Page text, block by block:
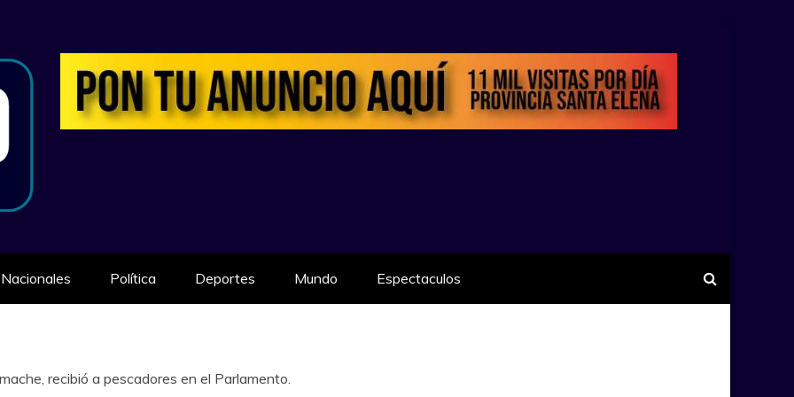
Nacionales Política Deportes Mundo Espectaculos
recibió a pescadores en el Parlamento.